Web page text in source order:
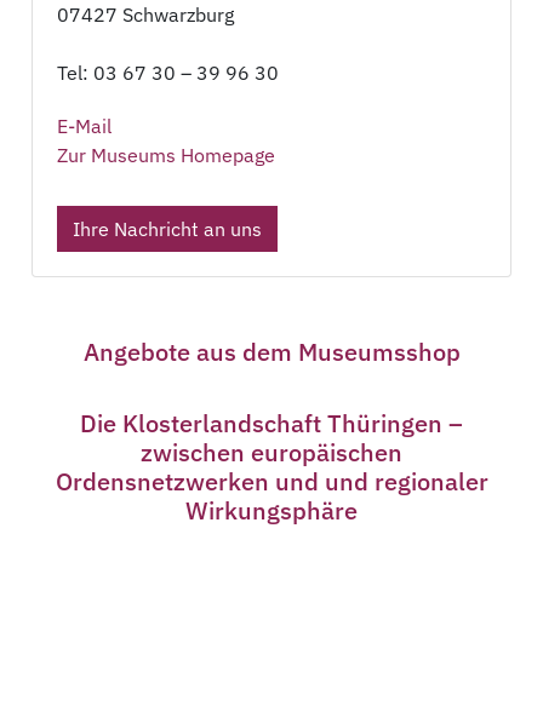
07427 Schwarzburg
Tel: 03 67 30 – 39 96 30
E-Mail
Zur Museums Homepage
Ihre Nachricht an uns
Angebote aus dem Museumsshop
Die Klosterlandschaft Thüringen –
zwischen europäischen
Ordensnetzwerken und und regionaler
Wirkungsphäre